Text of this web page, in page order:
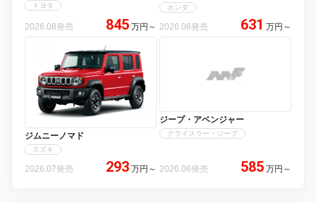
トヨタ
2026.08発売 845 万円 ～
ホンダ
2026.08発売 631 万円 ～
ジムニーノマド
スズキ
2026.07発売 293 万円 ～
ジープ・アベンジャー
クライスラー・ジープ
2026.06発売 585 万円 ～